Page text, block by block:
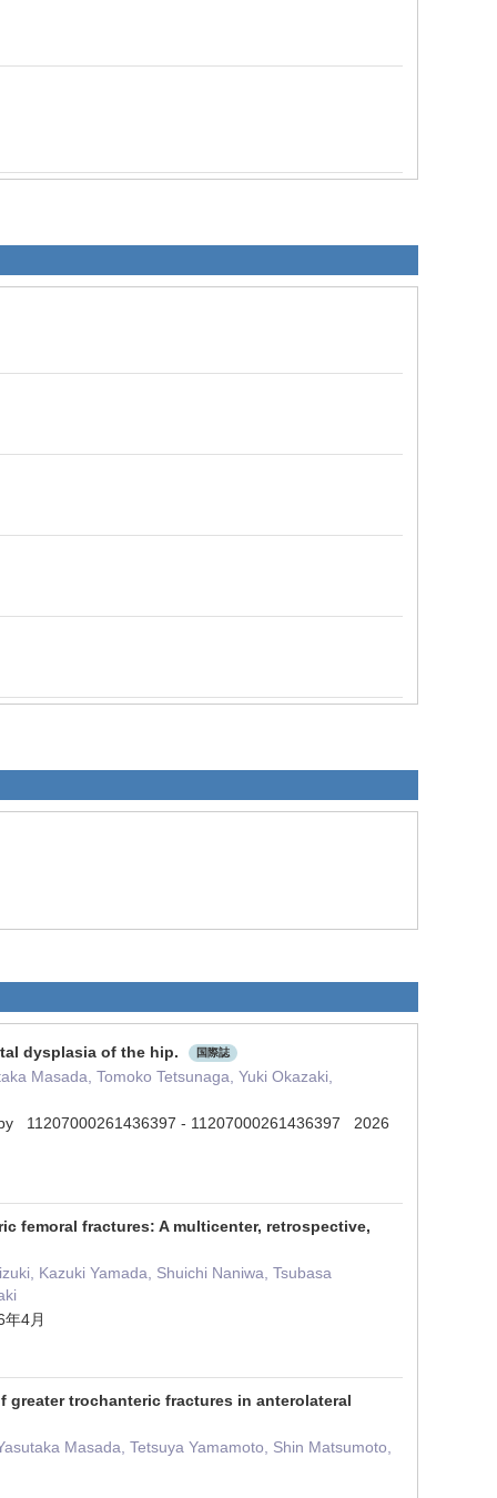
dysplasia of the hip. 国際誌
Masada, Tomoko Tetsunaga, Yuki Okazaki,
11207000261436397 - 11207000261436397 2026
femoral fractures: A multicenter, retrospective,
Kazuki Yamada, Shuichi Naniwa, Tsubasa
4月
trochanteric fractures in anterolateral
Masada, Tetsuya Yamamoto, Shin Matsumoto,